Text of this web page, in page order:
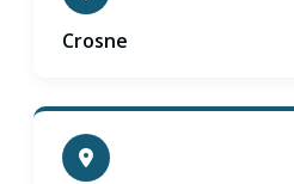
Crosne